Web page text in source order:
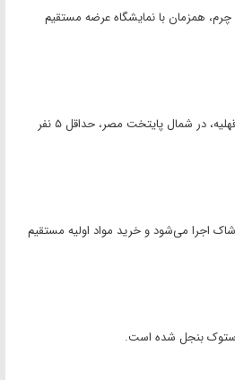
همزمان با نمایشگاه عرضه مستقیم
در پی وقوع آتش‌سوزی در یک انبار پوشاک چهار طبقه در یک خیابان تجاری شلوغ در شهر منصوره، استان دقهلیه، در شمال پایتخت مصر، حداقل ۵ نفر
میلیون تومانی برای تولیدکنندگان پوشاک اجرا می‌شود و خرید مواد اولیه مستقیم
بنجل شده است.